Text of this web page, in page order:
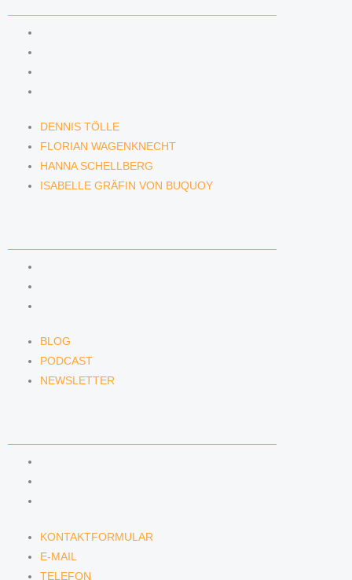
DENNIS TÖLLE
FLORIAN WAGENKNECHT
HANNA SCHELLBERG
ISABELLE GRÄFIN VON BUQUOY
BLOG
PODCAST
NEWSLETTER
KONTAKTFORMULAR
E-MAIL
TELEFON